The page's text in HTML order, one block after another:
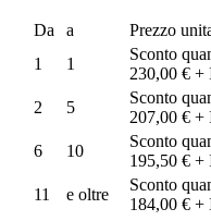
Da a
Prezzo
1
1
Sconto
230,00 € +
2
5
Sconto
207,00 € +
6
10
Sconto
195,50 € +
11
e oltre
Sconto
184,00 € +